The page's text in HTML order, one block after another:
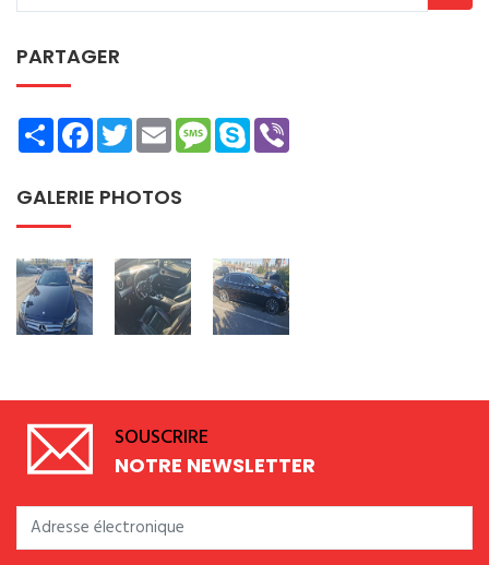
PARTAGER
ShareFacebookTwitterEmailMessage
Skype
GALERIE PHOTOS
SOUSCRIRE
NOTRE NEWSLETTER